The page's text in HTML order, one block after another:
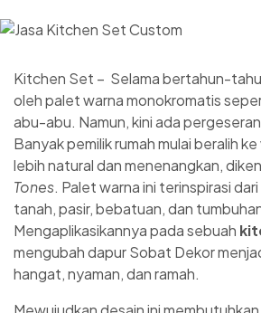
Kitchen Set – Selama bertahun-
oleh palet warna monokromatis
abu-abu. Namun, kini ada
Banyak pemilik rumah mulai beralih
lebih natural dan menenangkan,
Tones. Palet warna ini terinspirasi
tanah, pasir, bebatuan, dan
Mengaplikasikannya pada sebuah
mengubah dapur Sobat Dekor
hangat, nyaman, dan ramah.